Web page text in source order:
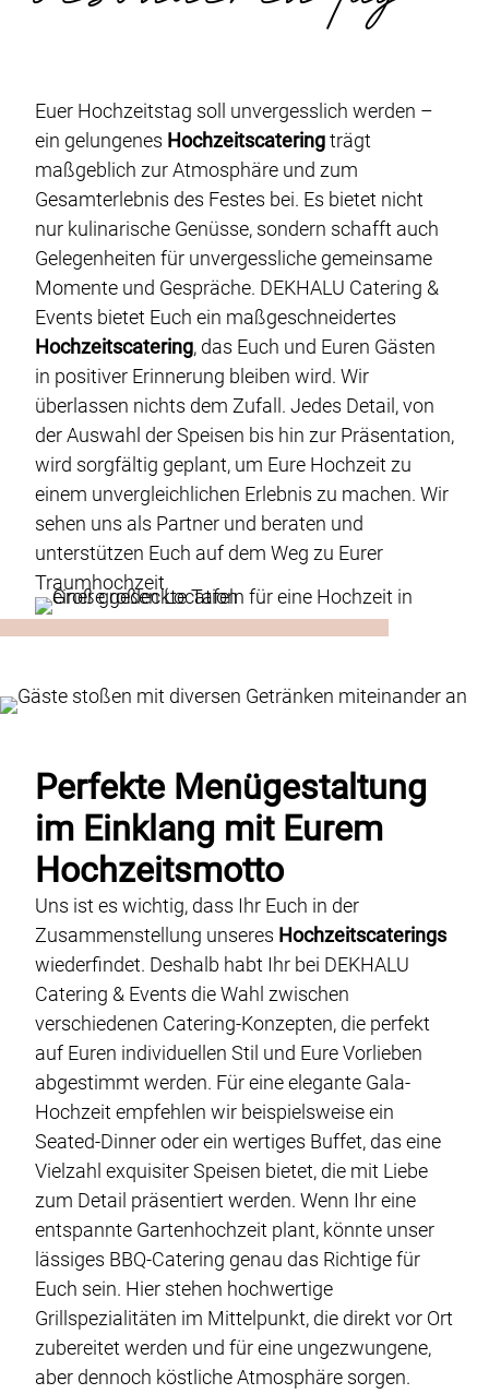
Veganes-Catering
Gala-Catering
Food-Truck-Catering
Live-Cooking-Catering
Grill-BBQ-Catering
Cocktail-Catering
Barista-Catering
Über uns
Genusswerk Rodgau
Locations
Glossar
Jobs / Karriere
Datenschutz
Impressum & AGB
EN
Euer Hochzeitstag soll unvergesslich werden –
ein gelungenes Hochzeitscateringträgt
maßgeblich zur Atmosphäre und zum
Gesamterlebnis des Festes bei. Es bietet nicht
nur kulinarische Genüsse, sondern schafft auch
Gelegenheiten für unvergessliche gemeinsame
Momente und Gespräche. DEKHALU Catering &
Events bietet Euch ein maßgeschneidertes
Hochzeitscatering, das Euch und Euren Gästen
in positiver Erinnerung bleiben wird. Wir
überlassen nichts dem Zufall. Jedes Detail, von
der Auswahl der Speisen bis hin zur Präsentation,
wird sorgfältig geplant, um Eure Hochzeit zu
einem unvergleichlichen Erlebnis zu machen. Wir
sehen uns als Partner und beraten und
unterstützen Euch auf dem Weg zu Eurer
Traumhochzeit.
Perfekte Menügestaltung
im Einklang mit Eurem
Hochzeitsmotto
Uns ist es wichtig, dass Ihr Euch in der
Zusammenstellung unseres Hochzeitscaterings
wiederfindet. Deshalb habt Ihr bei DEKHALU
Catering & Events die Wahl zwischen
verschiedenen Catering-Konzepten, die perfekt
auf Euren individuellen Stil und Eure Vorlieben
abgestimmt werden. Für eine elegante Gala-
Hochzeit empfehlen wir beispielsweise ein
Seated-Dinner oder ein wertiges Buffet, das eine
Vielzahl exquisiter Speisen bietet, die mit Liebe
zum Detail präsentiert werden. Wenn Ihr eine
entspannte Gartenhochzeit plant, könnte unser
lässiges BBQ-Catering genau das Richtige für
Euch sein. Hier stehen hochwertige
Grillspezialitäten im Mittelpunkt, die direkt vor Ort
zubereitet werden und für eine ungezwungene,
aber dennoch köstliche Atmosphäre sorgen.